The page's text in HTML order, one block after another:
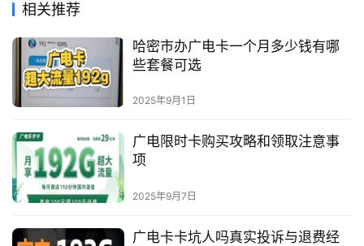
相关推荐
哈密市办广电卡一个月多少钱有哪
些套餐可选
2025年9月1日
广电限时卡购买攻略和领取注意事
项
2025年9月7日
广电卡卡坑人吗真实投诉与退费经